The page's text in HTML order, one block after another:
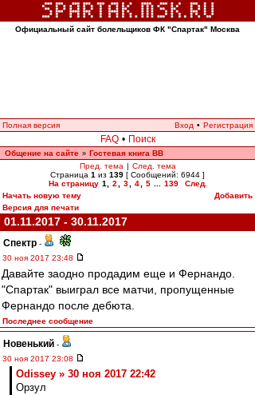
Официальный сайт болельщиков ФК "Спартак" Москва
Полная версия Вход • Регистрация
FAQ • Поиск
Общение на сайте » Гостевая книга ВВ
Пред. тема | След. тема
Страница 1 из 139 [ Сообщений: 6944 ]
На страницу 1 2 3 4 5 139
След.
Начать новую тему
Добавить
Версия для печати
01.11.2017 - 30.11.2017
Спектр -
30 ноя 2017 23:48
Давайте заодно продадим еще и Фернандо.
"Спартак" выиграл все матчи, пропущенные
Фернандо после дебюта.
Последнее сообщение
Новенький -
30 ноя 2017 23:08
Odissey » 30 ноя 2017 22:42
Орзул